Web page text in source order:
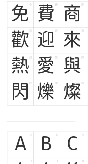
免
免 費
費 商
商
歡
歡 迎
迎 來
來
熱
熱 愛
愛 與
與
閃
閃 爍
爍 燦
燦
A
A B
B C
C
J K